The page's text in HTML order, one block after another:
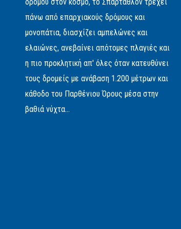
πάνω από επαρχιακούς δρόμους και
μονοπάτια, διασχίζει αμπελώνες και
ελαιώνες, ανεβαίνει απότομες πλαγιές και
η πιο προκλητική απ' όλες όταν κατευθύνει
τους δρομείς με ανάβαση 1.200 μέτρων και
κάθοδο του Παρθένιου Όρους μέσα στην
βαθιά νύχτα...